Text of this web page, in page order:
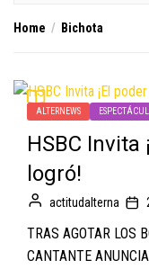
Home Bichota
ALTERNEWS
HSBC
logró!
actitudalterna
TRAS AGOTAR LOS
CANTANTE